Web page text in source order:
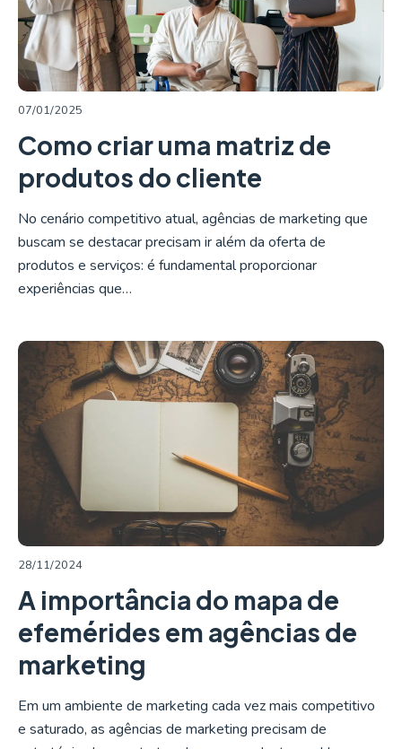
07/01/2025
Como criar uma matriz de
produtos do cliente
No cenário competitivo atual, agências de marketing que
buscam se destacar precisam ir além da oferta de
produtos e serviços: é fundamental proporcionar
experiências que…
28/11/2024
A importância do mapa de
efemérides em agências de
marketing
Em um ambiente de marketing cada vez mais competitivo
e saturado, as agências de marketing precisam de